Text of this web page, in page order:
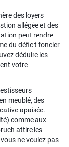
des loyers
allégée et des
peut rendre
du déficit foncier
déduire les
votre
meublé, des
apaisée.
comme aux
attire les
ne voulez pas